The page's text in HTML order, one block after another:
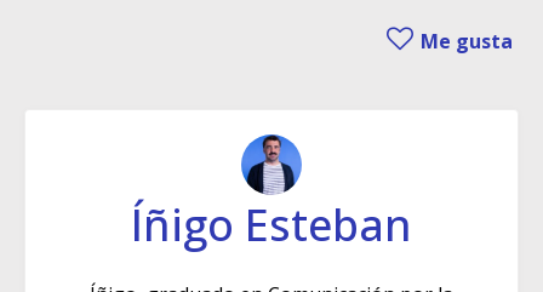
Me gusta
Íñigo Esteban